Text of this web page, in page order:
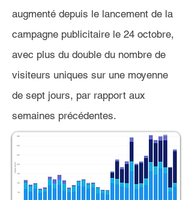
augmenté depuis le lancement de la
campagne publicitaire le 24 octobre,
avec plus du double du nombre de
visiteurs uniques sur une moyenne
de sept jours, par rapport aux
semaines précédentes.